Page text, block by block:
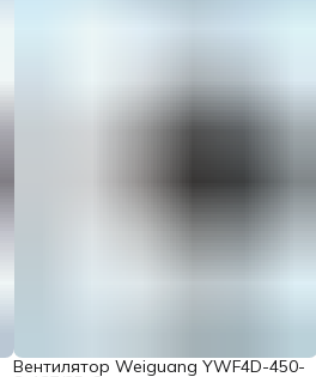
Вентилятор Weiguang YWF4D-450-